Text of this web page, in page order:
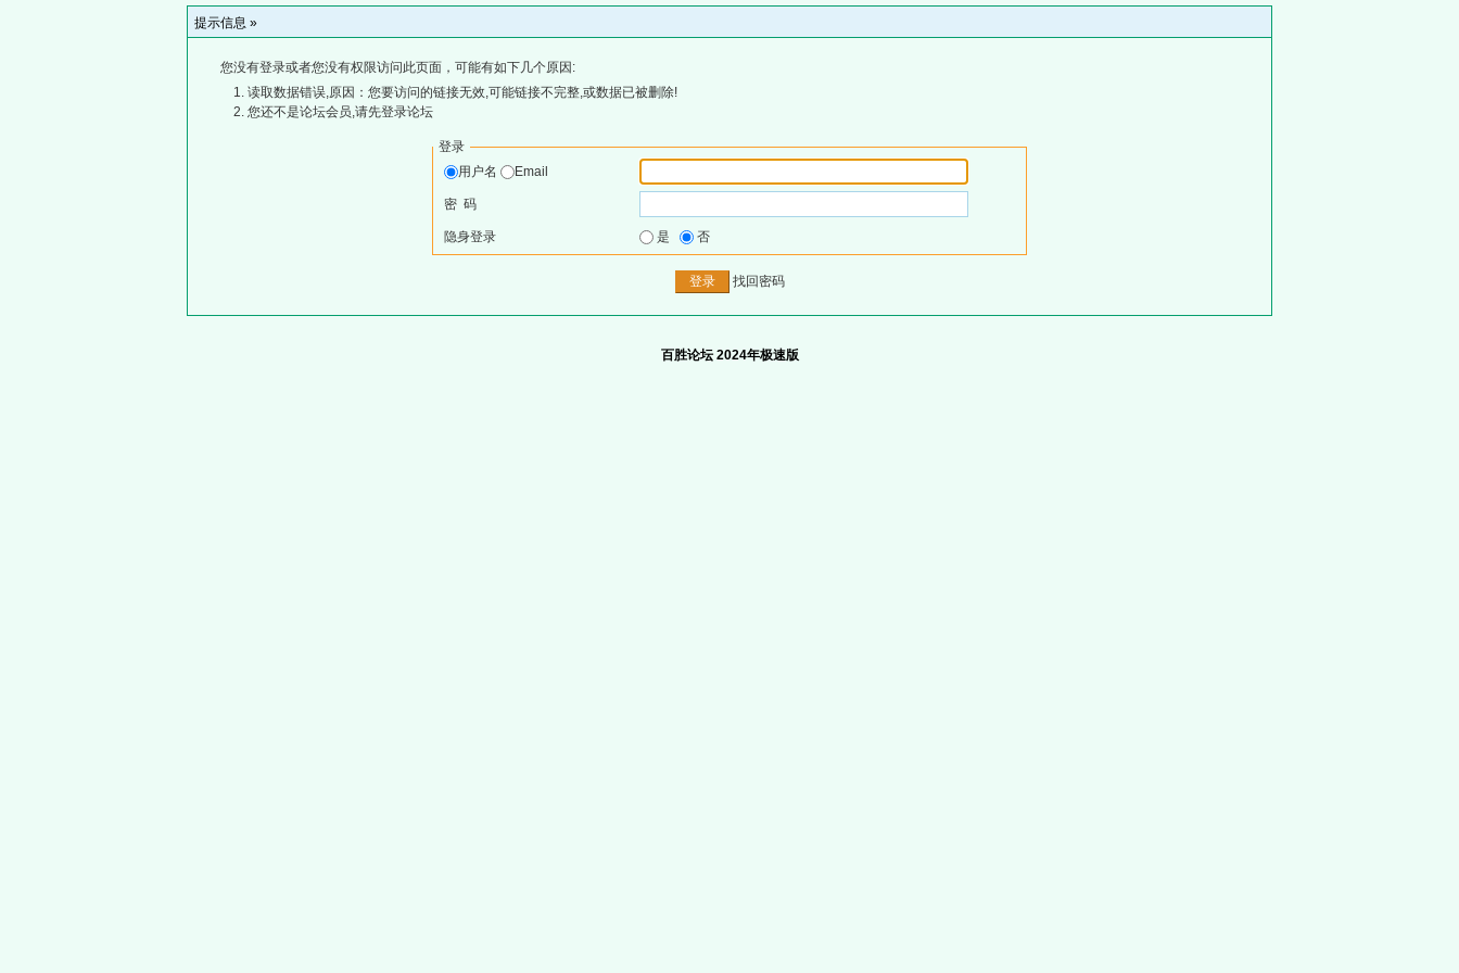
提示信息 »
您没有登录或者您没有权限访问此页面，可能有如下几个原因:
读取数据错误,原因：您要访问的链接无效,可能链接不完整,或数据已被删除!
您还不是论坛会员,请先登录论坛
登录
用户名
Email
密 码
隐身登录 是 否
找回密码
百胜论坛 2024年极速版